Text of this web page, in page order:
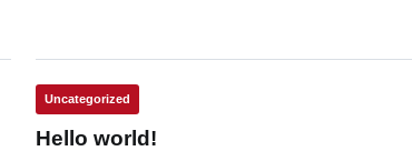
Uncategorized
Hello world!